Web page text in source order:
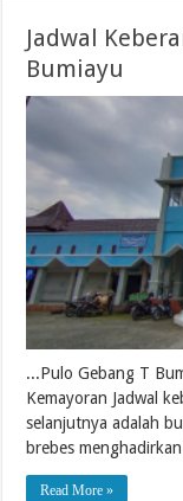
Jadwal
Bumiayu
...Pulo Gebang T
Kemayoran Jadwal
selanjutnya adalah
brebes
Read More »